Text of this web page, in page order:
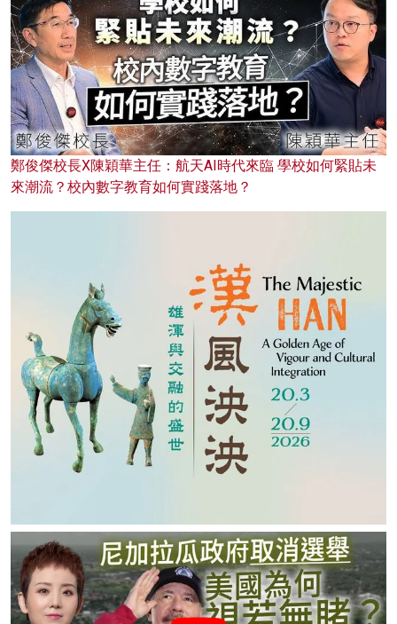
鄭俊傑校長X陳穎華主任：航天AI時代來臨 學校如何緊貼未
來潮流？校內數字教育如何實踐落地？